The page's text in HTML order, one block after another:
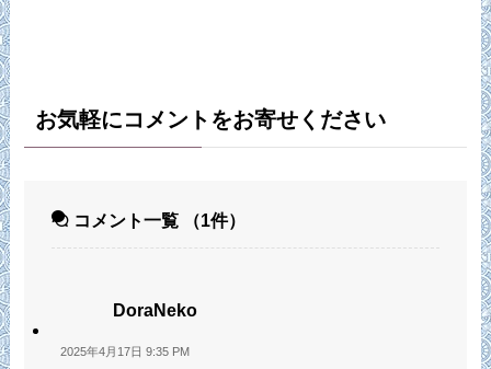
お気軽にコメントをお寄せください
コメント一覧 （1件）
DoraNeko
2025年4月17日 9:35 PM